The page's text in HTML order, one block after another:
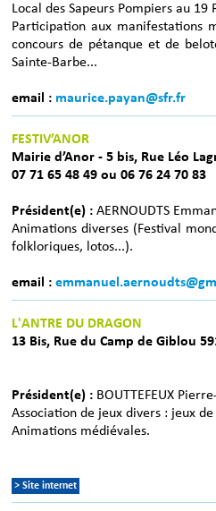
Local des Sapeurs Pompiers au 19
Participation aux manifestations
concours de pétanque et de
Sainte-Barbe...
email : maurice.payan@sfr.fr
FESTIV’ANOR
Mairie d’Anor - 5 bis, Rue Léo
07 71 65 48 49 ou 06 76 24 70 83
Président(e) : AERNOUDTS
Animations diverses (Festival
folkloriques, lotos...).
email :
L'ANTRE DU DRAGON
13 Bis, Rue du Camp de Giblou
Président(e) : BOUTTEFEUX
Association de jeux divers : jeux
Animations médiévales.
> Site internet